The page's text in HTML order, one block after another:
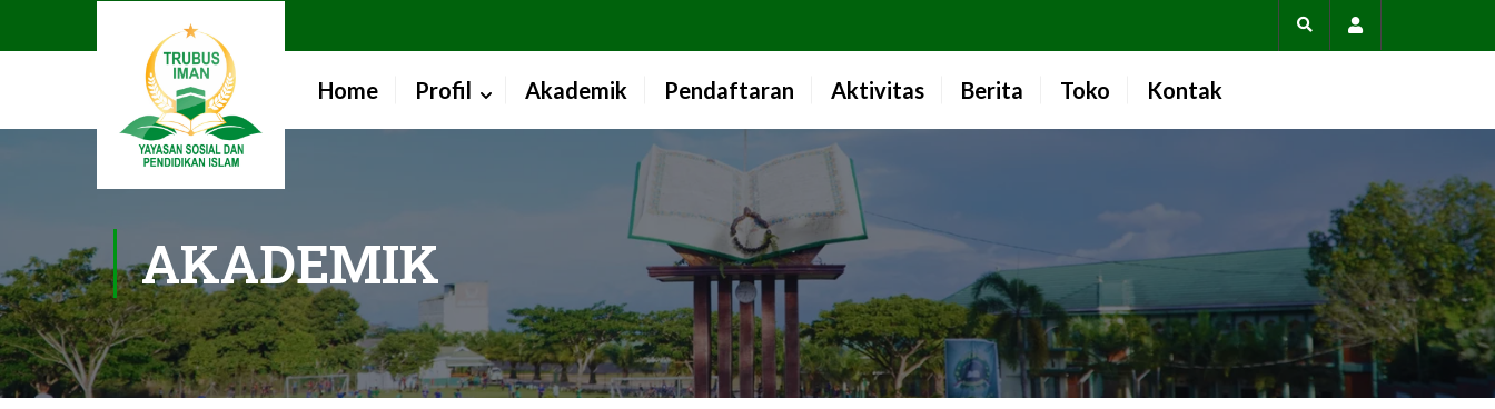
Home Profil Akademik Pendaftaran Aktivitas Berita Toko Kontak
AKADEMIK